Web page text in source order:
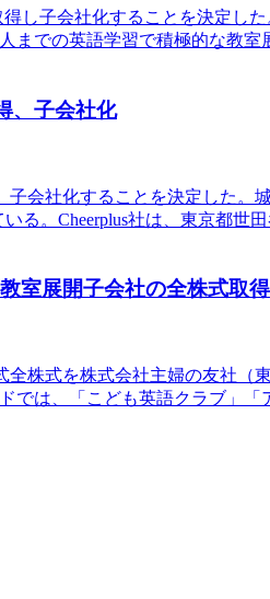
し子会社化することを決定し
での英語学習で積極的な教
、子会社化
会社化することを決定した
。Cheerplus社は、東京都世
室展開子会社の全株式取得
株式を株式会社主婦の友社（
は、「こども英語クラブ」